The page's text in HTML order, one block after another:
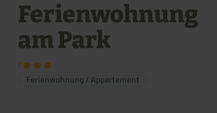
Ferienwohnung
am Park
F
Ferienwohnung / Appartement